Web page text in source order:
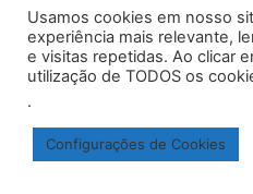
Ideal para saborear com
Anote os ingredientes e
Ingredientes: 3 xícaras
inicio Políticas de
Usamos cookies em nosso
experiência mais relevante,
e visitas repetidas. Ao clicar
utilização de TODOS os
.
Configurações de Cookies